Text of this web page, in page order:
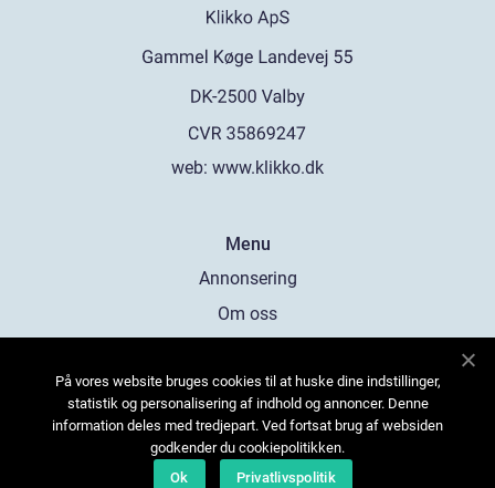
web: www.klikko.dk
Menu
Annonsering
Om oss
Kontakta oss
Sitemap
På vores website bruges cookies til at huske dine indstillinger,
statistik og personalisering af indhold og annoncer. Denne
information deles med tredjepart. Ved fortsat brug af websiden
godkender du cookiepolitikken.
Ok
Privatlivspolitik